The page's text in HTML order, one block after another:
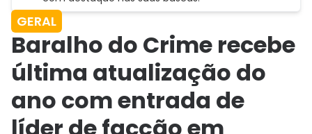
GERAL
Baralho do Crime recebe
última atualização do
ano com entrada de